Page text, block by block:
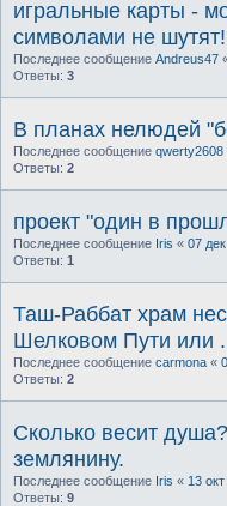
игральные карты -
символами не шутят!
Последнее сообщение Andreus47
Ответы: 3
В планах нелюдей
Последнее сообщение qwerty2608
Ответы: 2
проект "один в
Последнее сообщение Iris « 07 дек
Ответы: 1
Таш-Раббат храм
Шелковом Пути или
Последнее сообщение carmona «
Ответы: 2
Сколько весит
землянину.
Последнее сообщение Iris « 13 окт
Ответы: 9